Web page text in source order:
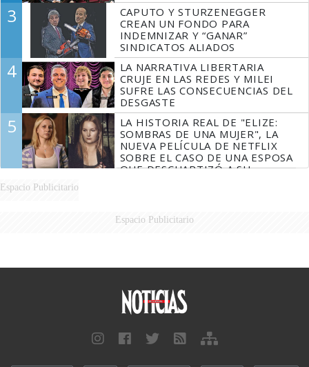
3
CAPUTO Y STURZENEGGER
CREAN UN FONDO PARA
INDEMNIZAR Y “GANAR”
SINDICATOS ALIADOS
4
LA NARRATIVA LIBERTARIA
CRUJE EN LAS REDES Y MILEI
SUFRE LAS CONSECUENCIAS DEL
DESGASTE
5
LA HISTORIA REAL DE "ELIZE:
SOMBRAS DE UNA MUJER", LA
NUEVA PELÍCULA DE NETFLIX
SOBRE EL CASO DE UNA ESPOSA
QUE DESCUARTIZÓ A SU
Espacio Publicitario
Espacio Publicitario